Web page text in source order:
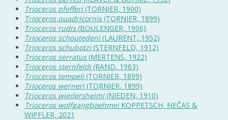
Trioceros pfefferi(TORNIER, 1900)
Trioceros quadricornis(TORNIER, 1899)
Trioceros rudis(BOULENGER, 1906)
Trioceros schoutedeni(LAURENT, 1952)
Trioceros schubotzi(STERNFELD, 1912)
Trioceros serratus(MERTENS, 1922)
Trioceros sternfeldi(RAND, 1963)
Trioceros tempeli(TORNIER, 1899)
Trioceros werneri(TORNIER, 1899)
Trioceros wiedersheimi(NIEDEN, 1910)
Trioceros wolfgangboehmeiKOPPETSCH, NEČAS &
WIPFLER, 2021